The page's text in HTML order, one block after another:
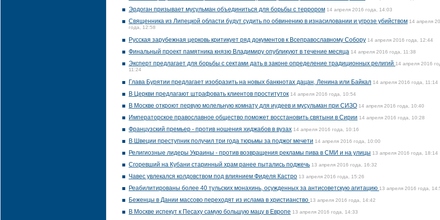
Эрдоган призывает мусульман объединиться для борьбы с террором 14 апреля 2016 года, 14:03
Священника из Липецкой области будут судить по обвинению в изнасиловании и угрозе убийством 14 апреля
года, 12:58
Русская зарубежная церковь критикует ряд документов к Всеправославному Собору 14 апреля 2016 года, 12:44
Финальный проект памятника князю Владимиру опубликуют в течение месяца 14 апреля 2016 года, 11:38
Эксперт предлагает для борьбы с сектами дать в законе определение традиционных религий 14 апреля 2016
11:24
Глава Бурятии предлагает изобразить на новых банкнотах дацан, Ленина или Байкал 14 апреля 2016 года, 11:14
В Церкви предлагают штрафовать клиентов проституток 14 апреля 2016 года, 10:54
В Москве откроют первую молельную комнату для иудеев и мусульман при СИЗО 14 апреля 2016 года, 10:40
Императорское православное общество поможет восстановить святыни в Сирии 14 апреля 2016 года, 10:28
Французский премьер - против ношения хиджабов в вузах 14 апреля 2016 года, 10:16
В Швеции преступник получил три года тюрьмы за поджог мечети 14 апреля 2016 года, 10:00
Религиозные лидеры Украины - против возвращения рекламы пива в СМИ и на улицы 13 апреля 2016 года, 18:14
Сгоревший на Кубани старинный храм ранее пытались поджечь 13 апреля 2016 года, 16:32
Чавес увлекался колдовством под влиянием Фиделя Кастро 13 апреля 2016 года, 15:26
Реабилитированы более 40 тульских монахинь, осужденных за антисоветскую агитацию 13 апреля 2016 года,
Беженцы в Дании массово переходят из ислама в христианство 13 апреля 2016 года, 14:42
В Москве испекут к Песаху самую большую мацу в Европе 13 апреля 2016 года, 14:33